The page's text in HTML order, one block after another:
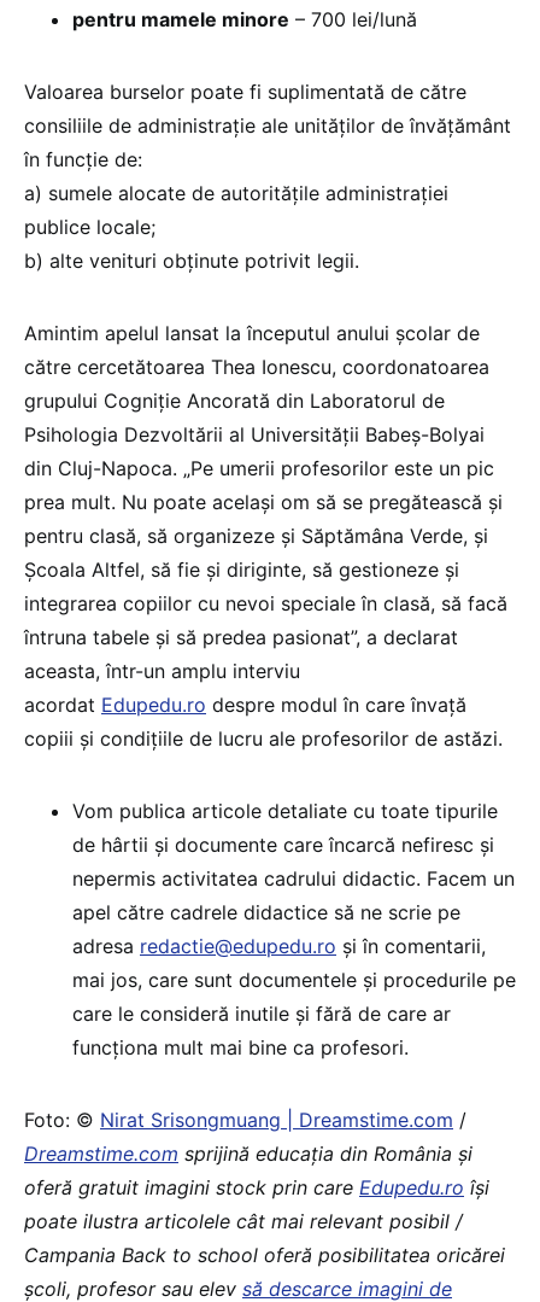
pentru mamele minore – 700 lei/lună
Valoarea burselor poate fi suplimentată de către
consiliile de administrație ale unităților de învățământ
în funcție de:
a) sumele alocate de autoritățile administrației
publice locale;
b) alte venituri obținute potrivit legii.
Amintim apelul lansat la începutul anului școlar de
către cercetătoarea Thea Ionescu, coordonatoarea
grupului Cogniţie Ancorată din Laboratorul de
Psihologia Dezvoltării al Universității Babeș-Bolyai
din Cluj-Napoca. „Pe umerii profesorilor este un pic
prea mult. Nu poate același om să se pregătească și
pentru clasă, să organizeze și Săptămâna Verde, și
Școala Altfel, să fie și diriginte, să gestioneze și
integrarea copiilor cu nevoi speciale în clasă, să facă
întruna tabele și să predea pasionat”, a declarat
aceasta, într-un amplu interviu
acordat Edupedu.ro despre modul în care învață
copiii și condițiile de lucru ale profesorilor de astăzi.
Vom publica articole detaliate cu toate tipurile
de hârtii și documente care încarcă nefiresc și
nepermis activitatea cadrului didactic. Facem un
apel către cadrele didactice să ne scrie pe
adresa redactie@edupedu.ro și în comentarii,
mai jos, care sunt documentele și procedurile pe
care le consideră inutile și fără de care ar
funcționa mult mai bine ca profesori.
Foto: © Nirat Srisongmuang | Dreamstime.com /
Dreamstime.com sprijină educaţia din România şi
oferă gratuit imagini stock prin care Edupedu.ro îşi
poate ilustra articolele cât mai relevant posibil /
Campania Back to school oferă posibilitatea oricărei
școli, profesor sau elev să descarce imagini de